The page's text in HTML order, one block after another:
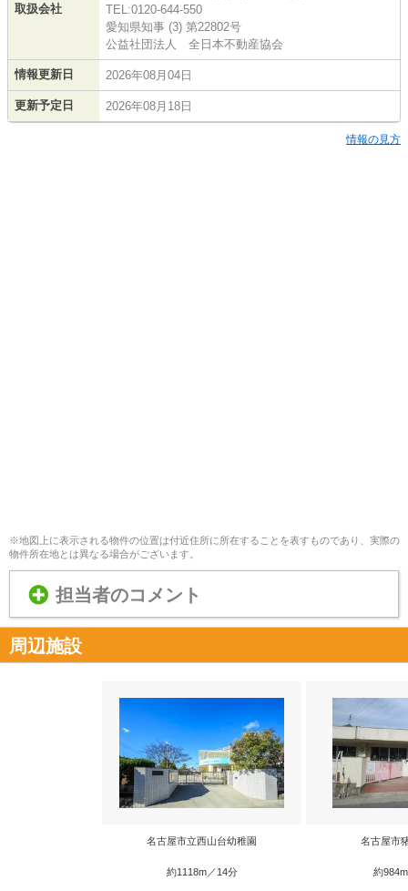
取扱会社
TEL:0120-644-550
愛知県知事 (3) 第22802号
公益社団法人 全日本不動産協会
情報更新日 2026年08月04日
更新予定日 2026年08月18日
情報の見方
※地図上に表示される物件の位置は付近住所に所在することを表すものであり、実際の
物件所在地とは異なる場合がございます。
担当者のコメント
周辺施設
名古屋市立西山台幼稚園
約1118m／14分
名古屋市
約